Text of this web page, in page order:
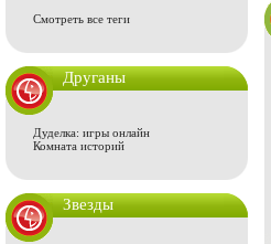
Смотреть все теги
Друганы
Дуделка: игры онлайн
Комната историй
Звезды